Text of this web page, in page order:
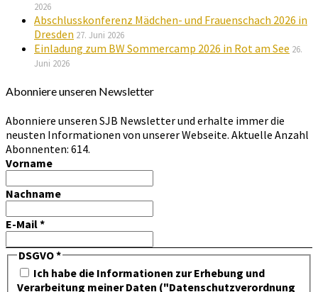
2026
Abschlusskonferenz Mädchen- und Frauenschach 2026 in
Dresden 27. Juni 2026
Einladung zum BW Sommercamp 2026 in Rot am See 26.
Juni 2026
Abonniere unseren Newsletter
Abonniere unseren SJB Newsletter und erhalte immer die
neusten Informationen von unserer Webseite. Aktuelle Anzahl
Abonnenten: 614.
Vorname
Nachname
E-Mail*
DSGVO*
Ich habe die Informationen zur Erhebung und
Verarbeitung meiner Daten ("Datenschutzverordnung